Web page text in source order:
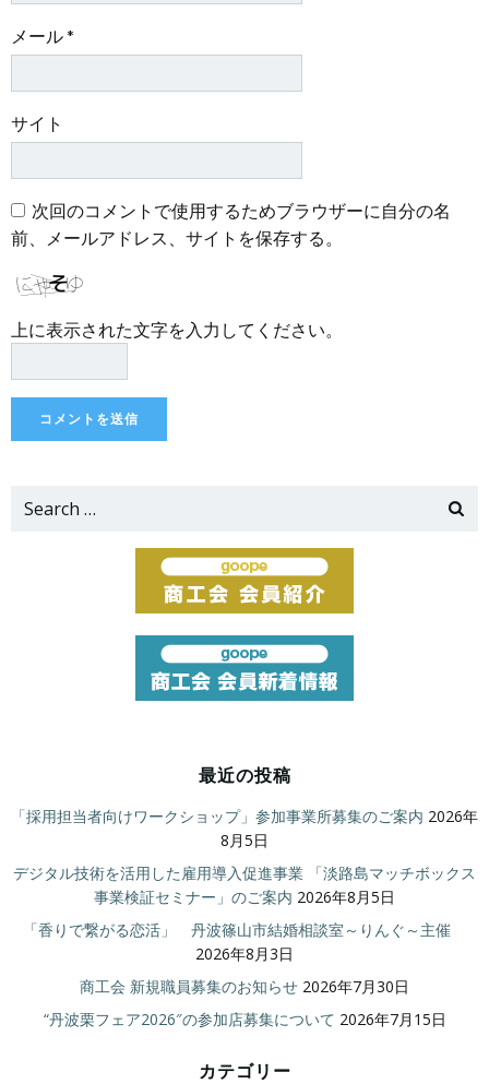
メール*
サイト
次回のコメントで使用するためブラウザーに自分の名
前、メールアドレス、サイトを保存する。
上に表示された文字を入力してください。
Search
最近の投稿
「採用担当者向けワークショップ」参加事業所募集のご案内 2026年
8月5日
デジタル技術を活用した雇用導入促進事業 「淡路島マッチボックス
事業検証セミナー」のご案内 2026年8月5日
「香りで繋がる恋活」 丹波篠山市結婚相談室～りんぐ～主催
2026年8月3日
商工会 新規職員募集のお知らせ 2026年7月30日
“丹波栗フェア2026″の参加店募集について 2026年7月15日
カテゴリー